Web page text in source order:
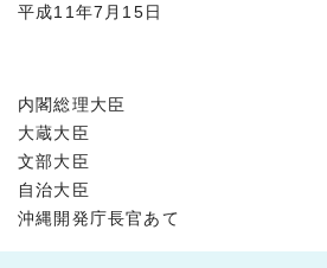
平成11年7月15日
内閣総理大臣
大蔵大臣
文部大臣
自治大臣
沖縄開発庁長官あて